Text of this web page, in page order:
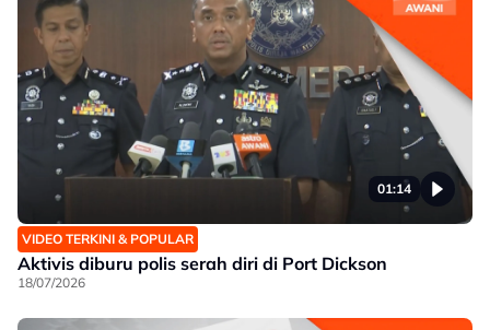
01:14
VIDEO TERKINI & POPULAR
Aktivis diburu polis serah diri di Port Dickson
18/07/2026